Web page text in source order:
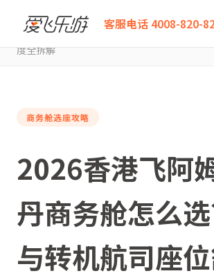
客服电话 4008-820-
爱飞乐游
2026香港飞阿姆斯特丹商务舱怎么选？直飞与
度全拆解
商务舱选座攻略
2026香港飞阿
丹商务舱怎么
与转机航司座